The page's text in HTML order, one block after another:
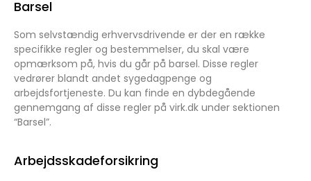
Barsel
Som selvstændig erhvervsdrivende er der en række
specifikke regler og bestemmelser, du skal være
opmærksom på, hvis du går på barsel. Disse regler
vedrører blandt andet sygedagpenge og
arbejdsfortjeneste. Du kan finde en dybdegående
gennemgang af disse regler på virk.dk under sektionen
“Barsel”.
Arbejdsskadeforsikring